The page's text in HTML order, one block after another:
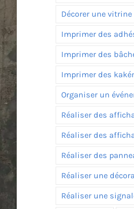
Décorer une vitrine
Imprimer des
Imprimer des
Imprimer des
Organiser un
Réaliser des
Réaliser des
Réaliser des
Réaliser une
Réaliser une